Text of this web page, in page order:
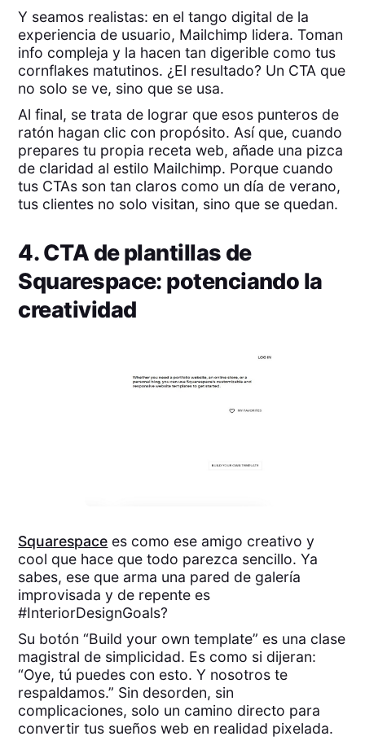
Y seamos realistas: en el tango digital de la
experiencia de usuario, Mailchimp lidera. Toman
info compleja y la hacen tan digerible como tus
cornflakes matutinos. ¿El resultado? Un CTA que
no solo se ve, sino que se usa.
Al final, se trata de lograr que esos punteros de
ratón hagan clic con propósito. Así que, cuando
prepares tu propia receta web, añade una pizca
de claridad al estilo Mailchimp. Porque cuando
tus CTAs son tan claros como un día de verano,
tus clientes no solo visitan, sino que se quedan.
4. CTA de plantillas de
Squarespace: potenciando la
creatividad
Squarespace es como ese amigo creativo y
cool que hace que todo parezca sencillo. Ya
sabes, ese que arma una pared de galería
improvisada y de repente es
#InteriorDesignGoals?
Su botón “Build your own template” es una clase
magistral de simplicidad. Es como si dijeran:
“Oye, tú puedes con esto. Y nosotros te
respaldamos.” Sin desorden, sin
complicaciones, solo un camino directo para
convertir tus sueños web en realidad pixelada.